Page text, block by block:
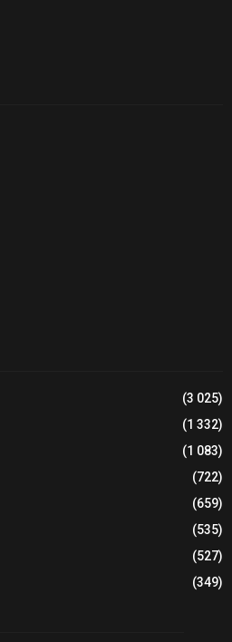
(3 025)
(1 332)
(1 083)
(722)
(659)
(535)
(527)
(349)